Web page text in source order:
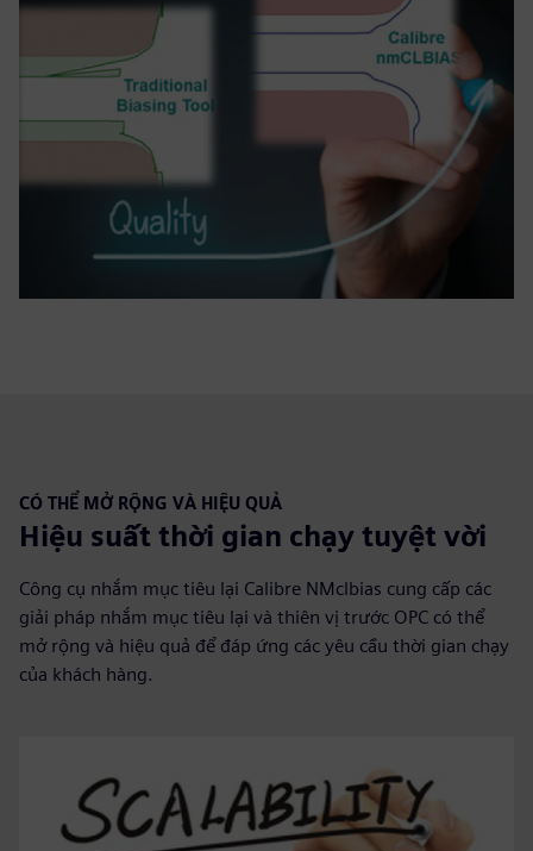
CÓ THỂ MỞ RỘNG VÀ HIỆU QUẢ
Hiệu suất thời gian chạy tuyệt vời
Công cụ nhắm mục tiêu lại Calibre NMclbias cung cấp các
giải pháp nhắm mục tiêu lại và thiên vị trước OPC có thể
mở rộng và hiệu quả để đáp ứng các yêu cầu thời gian chạy
của khách hàng.